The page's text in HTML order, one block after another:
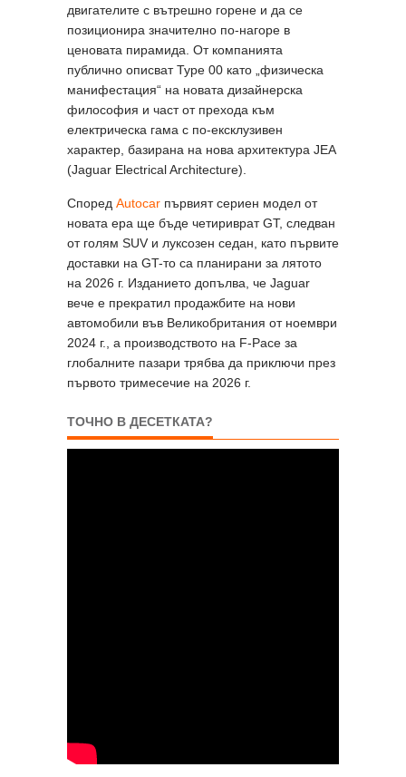
двигателите с вътрешно горене и да се
позиционира значително по-нагоре в
ценовата пирамида. От компанията
публично описват Type 00 като „физическа
манифестация“ на новата дизайнерска
философия и част от прехода към
електрическа гама с по-ексклузивен
характер, базирана на нова архитектура JEA
(Jaguar Electrical Architecture).
Според Autocar първият сериен модел от
новата ера ще бъде четириврат GT, следван
от голям SUV и луксозен седан, като първите
доставки на GT-то са планирани за лятото
на 2026 г. Изданието допълва, че Jaguar
вече е прекратил продажбите на нови
автомобили във Великобритания от ноември
2024 г., а производството на F-Pace за
глобалните пазари трябва да приключи през
първото тримесечие на 2026 г.
ТОЧНО В ДЕСЕТКАТА?